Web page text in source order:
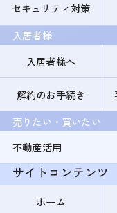
セキュリティ対策
入居者様
入居者様へ
解約のお手続き
売りたい・買いたい
不動産活用
サイトコンテンツ
ホーム